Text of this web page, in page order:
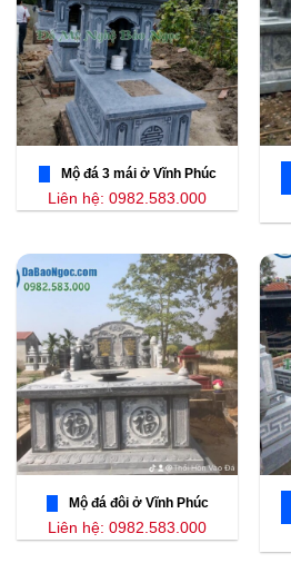
Mộ đá 3 mái ở Vĩnh Phúc
Liên hệ: 0982.583.000
Mộ đá đôi ở Vĩnh Phúc
Liên hệ: 0982.583.000